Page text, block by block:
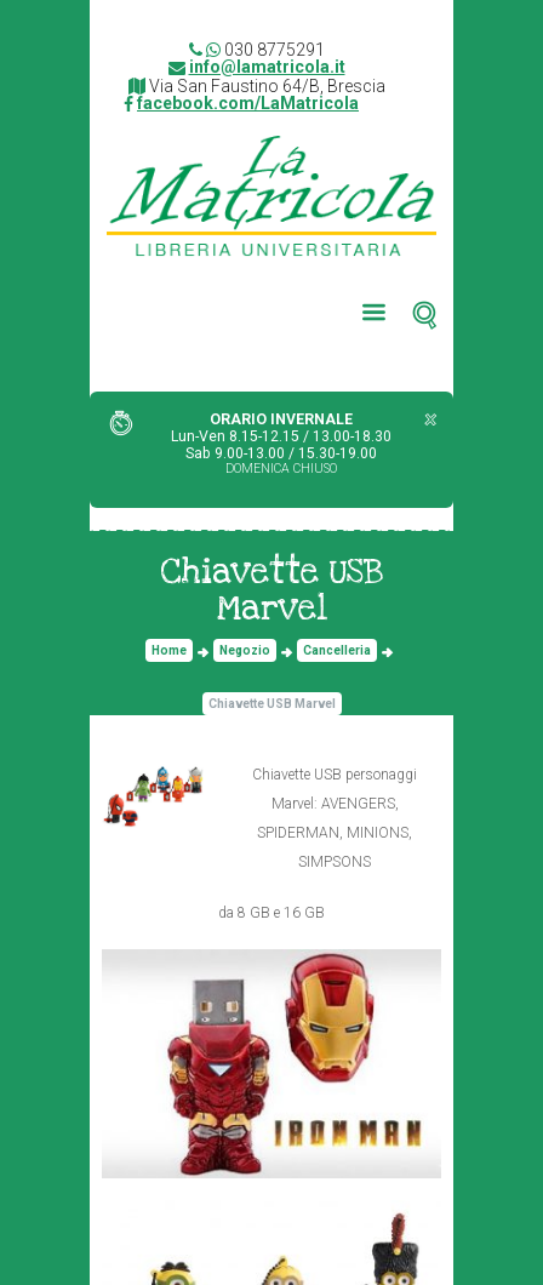
030 8775291
info@lamatricola.it
Via San Faustino 64/B, Brescia
facebook.com/LaMatricola
ORARIO INVERNALE
Lun-Ven 8.15-12.15 / 13.00-18.30
Sab 9.00-13.00 / 15.30-19.00
DOMENICA CHIUSO
Chiavette USB
Marvel
Home Negozio Cancelleria
Chiavette USB Marvel
Chiavette USB personaggi
Marvel: AVENGERS,
SPIDERMAN, MINIONS,
SIMPSONS
da 8 GB e 16 GB